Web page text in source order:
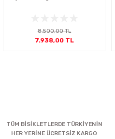
8.500,00 TL
7.938,00 TL
TÜM BİSİKLETLERDE TÜRKİYENİN
HER YERİNE ÜCRETSİZ KARGO